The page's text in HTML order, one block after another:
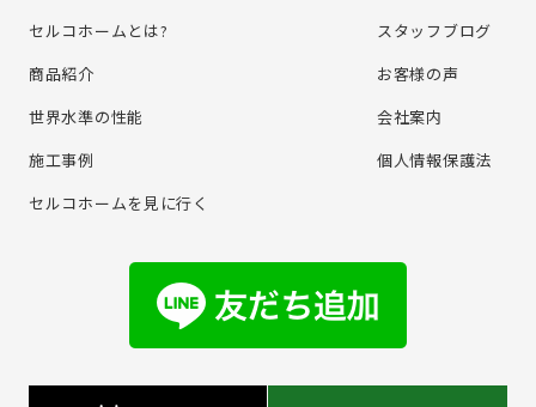
セルコホームとは?
商品紹介
世界水準の性能
施⼯事例
セルコホームを⾒に⾏く
スタッフブログ
お客様の声
会社案内
個⼈情報保護法